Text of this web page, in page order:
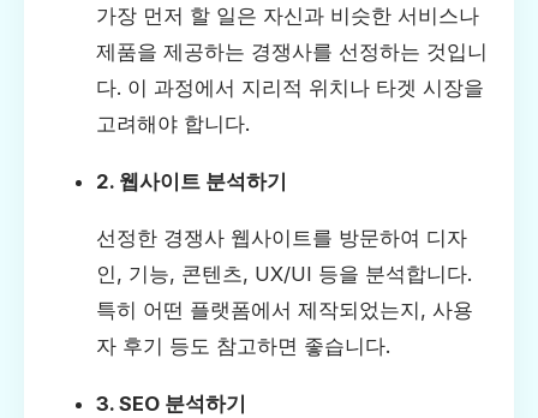
가장 먼저 할 일은 자신과 비슷한 서비스나
제품을 제공하는 경쟁사를 선정하는 것입니
다. 이 과정에서 지리적 위치나 타겟 시장을
고려해야 합니다.
2. 웹사이트 분석하기
선정한 경쟁사 웹사이트를 방문하여 디자
인, 기능, 콘텐츠, UX/UI 등을 분석합니다.
특히 어떤 플랫폼에서 제작되었는지, 사용
자 후기 등도 참고하면 좋습니다.
3. SEO 분석하기